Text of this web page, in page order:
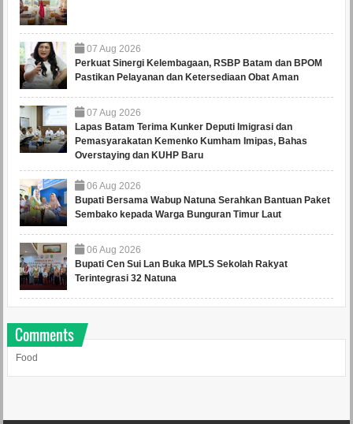
07 Aug 2026
Perkuat Sinergi Kelembagaan, RSBP Batam dan BPOM
Pastikan Pelayanan dan Ketersediaan Obat Aman
07 Aug 2026
Lapas Batam Terima Kunker Deputi Imigrasi dan
Pemasyarakatan Kemenko Kumham Imipas, Bahas
Overstaying dan KUHP Baru
06 Aug 2026
Bupati Bersama Wabup Natuna Serahkan Bantuan Paket
Sembako kepada Warga Bunguran Timur Laut
06 Aug 2026
Bupati Cen Sui Lan Buka MPLS Sekolah Rakyat
Terintegrasi 32 Natuna
Comments
Food